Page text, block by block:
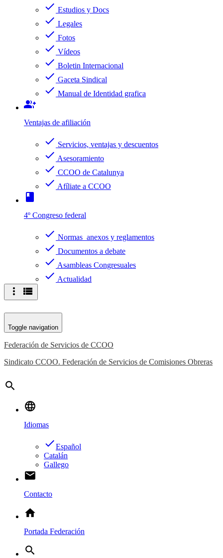
check Estudios y Docs
check Legales
check Fotos
check Vídeos
check Boletin Internacional
check Gaceta Sindical
check Manual de Identidad grafica
group_add
Ventajas de afiliación
check Servicios, ventajas y descuentos
check Asesoramiento
check CCOO de Catalunya
check Afíliate a CCOO
book
4º Congreso federal
check Normas anexos y reglamentos
check Documentos a debate
check Asambleas Congresuales
check Actualidad
more_vert view_list
Toggle navigation
Federación de Servicios de CCOO
Sindicato CCOO. Federación de Servicios de Comisiones Obreras
search
language
Idiomas
doneEspañol
Catalán
Gallego
email
Contacto
home
Portada Federación
search